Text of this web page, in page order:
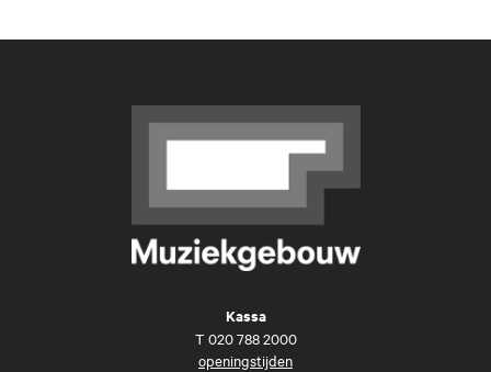
Kassa
T 020 788 2000
openingstijden